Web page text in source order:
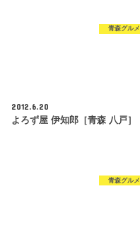
青森グルメ
2012.6.20
よろず屋 伊知郎［青森 八戸］
青森グルメ